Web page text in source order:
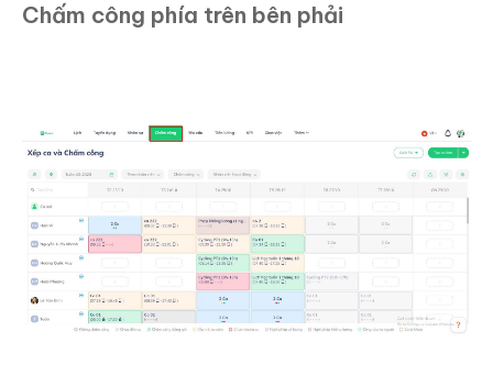
Chấm công phía trên bên phải